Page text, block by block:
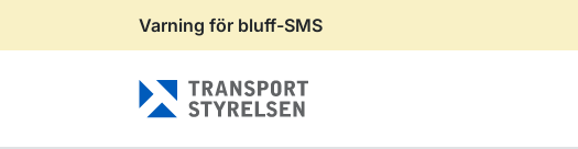
Gå till sidans innehåll
Varning för bluff-SMS